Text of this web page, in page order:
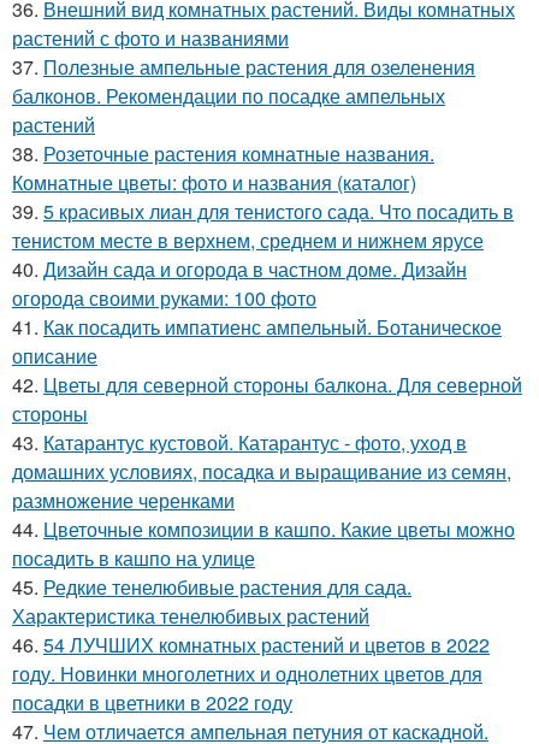
36. Внешний вид комнатных растений. Виды комнатных
растений с фото и названиями
37. Полезные ампельные растения для озеленения
балконов. Рекомендации по посадке ампельных
растений
38. Розеточные растения комнатные названия.
Комнатные цветы: фото и названия (каталог)
39. 5 красивых лиан для тенистого сада. Что посадить в
тенистом месте в верхнем, среднем и нижнем ярусе
40. Дизайн сада и огорода в частном доме. Дизайн
огорода своими руками: 100 фото
41. Как посадить импатиенс ампельный. Ботаническое
описание
42. Цветы для северной стороны балкона. Для северной
стороны
43. Катарантус кустовой. Катарантус - фото, уход в
домашних условиях, посадка и выращивание из семян,
размножение черенками
44. Цветочные композиции в кашпо. Какие цветы можно
посадить в кашпо на улице
45. Редкие тенелюбивые растения для сада.
Характеристика тенелюбивых растений
46. 54 ЛУЧШИХ комнатных растений и цветов в 2022
году. Новинки многолетних и однолетних цветов для
посадки в цветники в 2022 году
47. Чем отличается ампельная петуния от каскадной.